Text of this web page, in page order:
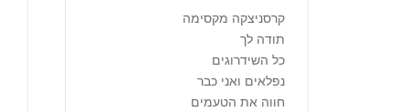
קרסניצקה מקסימה
תודה לך
כל השידרוגים
נפלאים ואני כבר
חווה את הטעמים